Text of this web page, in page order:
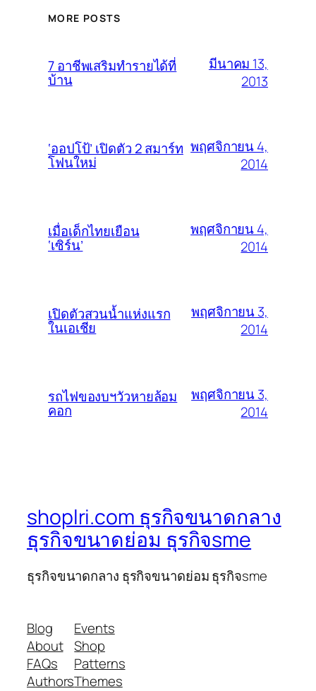
MORE POSTS
7 อาชีพเสริมทำรายได้ที่
บ้าน
มีนาคม 13,
2013
‘ออปโป้’ เปิดตัว 2 สมาร์ท
โฟนใหม่
พฤศจิกายน 4,
2014
เมื่อเด็กไทยเยือน
‘เซิร์น’
พฤศจิกายน 4,
2014
เปิดตัวสวนน้ำแห่งแรก
ในเอเชีย
พฤศจิกายน 3,
2014
รถไฟของบฯวัวหายล้อม
คอก
พฤศจิกายน 3,
2014
shoplri.com ธุรกิจขนาดกลาง
ธุรกิจขนาดย่อม ธุรกิจsme
ธุรกิจขนาดกลาง ธุรกิจขนาดย่อม ธุรกิจsme
Blog
About
FAQs
Authors
Events
Shop
Patterns
Themes